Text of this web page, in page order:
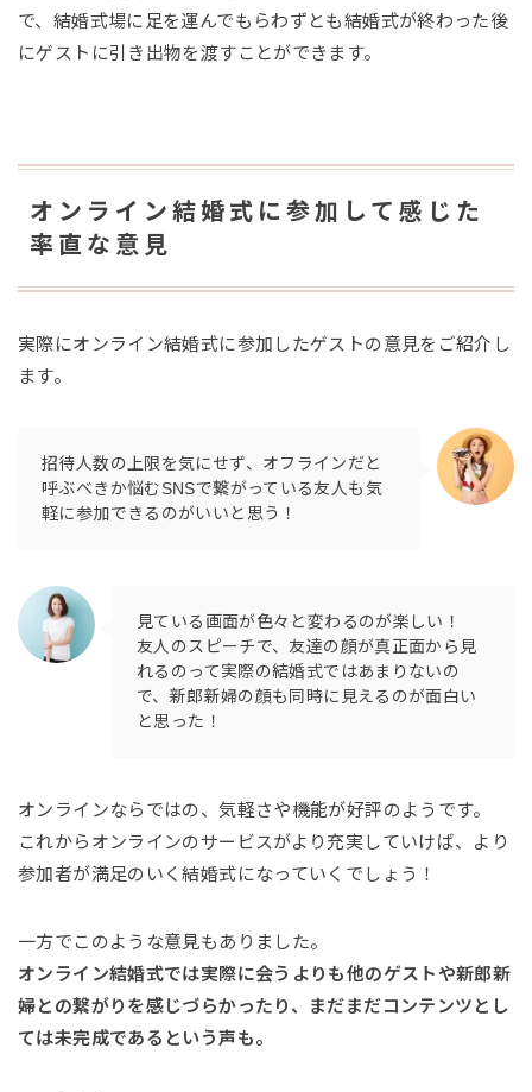
で、結婚式場に足を運んでもらわずとも結婚式が終わった後
にゲストに引き出物を渡すことができます。
オンライン結婚式に参加して感じた
率直な意見
実際にオンライン結婚式に参加したゲストの意見をご紹介し
ます。
招待人数の上限を気にせず、オフラインだと
呼ぶべきか悩むSNSで繋がっている友人も気
軽に参加できるのがいいと思う！
見ている画面が色々と変わるのが楽しい！
友人のスピーチで、友達の顔が真正面から見
れるのって実際の結婚式ではあまりないの
で、新郎新婦の顔も同時に見えるのが面白い
と思った！
オンラインならではの、気軽さや機能が好評のようです。
これからオンラインのサービスがより充実していけば、より
参加者が満足のいく結婚式になっていくでしょう！
一方でこのような意見もありました。
オンライン結婚式では実際に会うよりも他のゲストや新郎新
婦との繋がりを感じづらかったり、まだまだコンテンツとし
ては未完成であるという声も。